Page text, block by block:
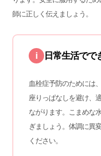
師に正しく伝えましょう。
i 日常生活でで
血栓症予防のためには
座りっぱなしを避け、
ながります。こまめな
ぎましょう。体調に異
ください。